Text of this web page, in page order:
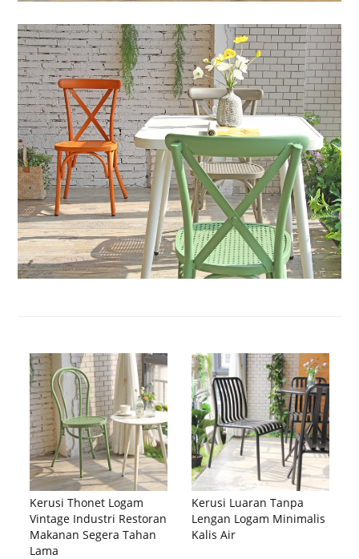
Kerusi Thonet Logam
Vintage Industri Restoran
Makanan Segera Tahan
Lama
Kerusi Luaran Tanpa
Lengan Logam Minimalis
Kalis Air